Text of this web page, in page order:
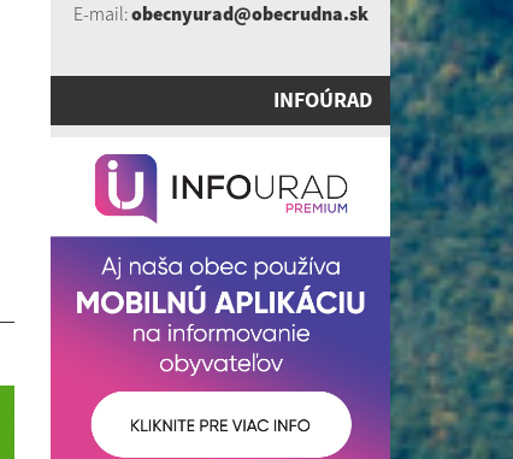
E-mail:obecnyurad@obecrudna.sk
INFOÚRAD